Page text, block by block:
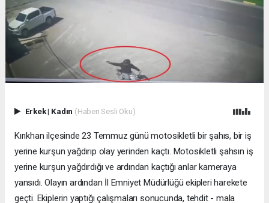
Erkek| Kadın (Haberi Sesli Oku)
Kırıkhan ilçesinde 23 Temmuz günü motosikletli bir şahıs, bir iş
yerine kurşun yağdırıp olay yerinden kaçtı. Motosikletli şahsın iş
yerine kurşun yağdırdığı ve ardından kaçtığı anlar kameraya
yansıdı. Olayın ardından İl Emniyet Müdürlüğü ekipleri harekete
geçti. Ekiplerin yaptığı çalışmaları sonucunda, tehdit - mala